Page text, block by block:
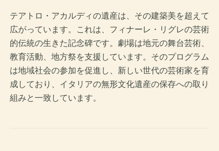
テアトロ・アカルディの遺産は、その建築美を超えて
広がっています。これは、フィナーレ・リグレの芸術
的伝統の生きた記念碑です。劇場は地元の舞台芸術、
教育活動、地方祭を支援しています。そのプログラム
は地域社会の参加を促進し、新しい世代の芸術家を育
成しており、イタリアの無形文化遺産の保存への取り
組みと一致しています。